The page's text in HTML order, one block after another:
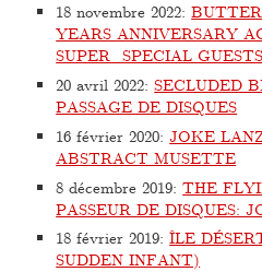
18 novembre 2022:
YEARS ANNIVERSARY
SUPER_SPECIAL GUESTS
20 avril 2022:SECLUDED
PASSAGE DE DISQUES
16 février 2020:JOKE
ABSTRACT MUSETTE
8 décembre 2019:THE
PASSEUR DE DISQUES:
18 février 2019:ÎLE
SUDDEN INFANT)